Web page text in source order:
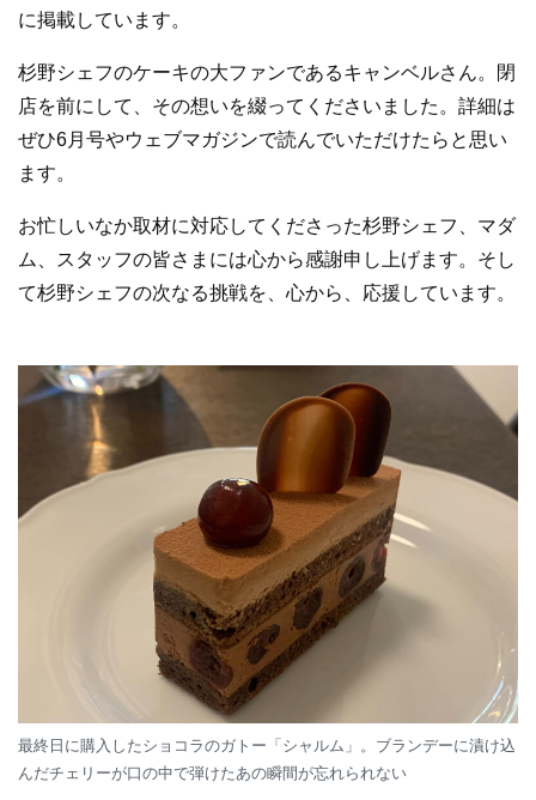
に掲載しています。
杉野シェフのケーキの大ファンであるキャンベルさん。閉
店を前にして、その想いを綴ってくださいました。詳細は
ぜひ6月号やウェブマガジンで読んでいただけたらと思い
ます。
お忙しいなか取材に対応してくださった杉野シェフ、マダ
ム、スタッフの皆さまには心から感謝申し上げます。そし
て杉野シェフの次なる挑戦を、心から、応援しています。
最終日に購入したショコラのガトー「シャルム」。ブランデーに漬け込
んだチェリーが口の中で弾けたあの瞬間が忘れられない